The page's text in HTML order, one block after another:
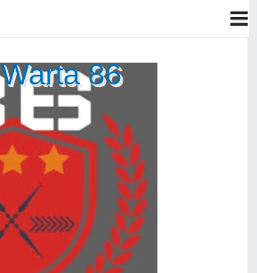
Warta 86